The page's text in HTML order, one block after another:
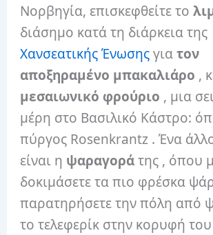
Νορβηγία, επισκεφθείτε το
διάσημο κατά τη διάρκεια της
Χανσεατικής Ένωσηςγιατον
αποξηραμένο μπακαλιάρο ,
μεσαιωνικό φρούριο , μια
μέρη στο Βασιλικό Κάστρο:
πύργος Rosenkrantz . Ένα
είναι η ψαραγοράτης , όπου
δοκιμάσετε τα πιο φρέσκα
παρατηρήσετε την πόλη από
το τελεφερίκ στην κορυφή